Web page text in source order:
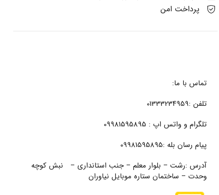
پرداخت امن
تماس با ما:
تلفن :01333234959
تلگرام و واتس اپ : 09981595895
پیام رسان بله :09981595895
آدرس :رشت – بلوار معلم – جنب استانداری – نبش کوچه
وحدت – ساختمان ستاره موبایل نیاوران